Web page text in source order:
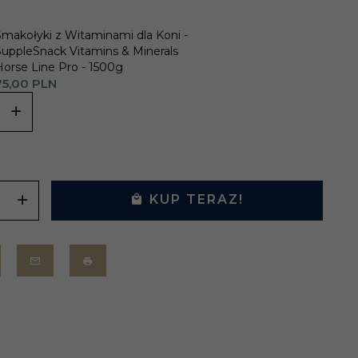
z Witaminami dla Koni -
Vitamins & Minerals
Line Pro - 1500g
00 PLN
KUP TERAZ!